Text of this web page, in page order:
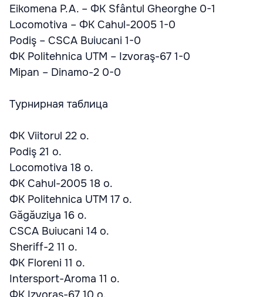
Eikomena P.A. – ФК Sfântul Gheorghe 0-1
Locomotiva – ФК Cahul-2005 1-0
Podiş – CSCA Buiucani 1-0
ФК Politehnica UTM – Izvoraş-67 1-0
Mipan – Dinamo-2 0-0
Турнирная таблица
ФК Viitorul 22 о.
Podiş 21 о.
Locomotiva 18 о.
ФК Cahul-2005 18 о.
ФК Politehnica UTM 17 о.
Găgăuziya 16 о.
CSCA Buiucani 14 о.
Sheriff-2 11 о.
ФК Floreni 11 о.
Intersport-Aroma 11 о.